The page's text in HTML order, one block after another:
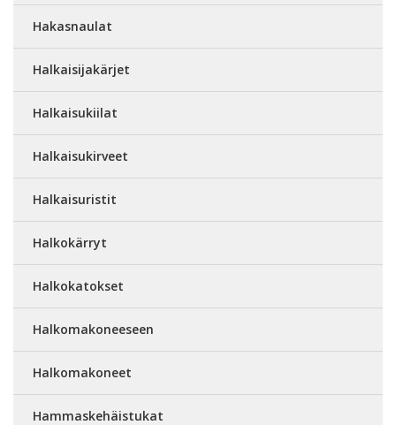
Hakasnaulat
Halkaisijakärjet
Halkaisukiilat
Halkaisukirveet
Halkaisuristit
Halkokärryt
Halkokatokset
Halkomakoneeseen
Halkomakoneet
Hammaskehäistukat